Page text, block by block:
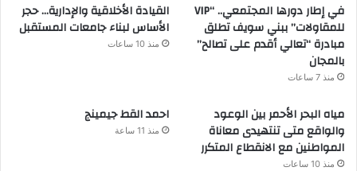
في إطار دورها المجتمعي.. “VIP
للمقاولات” ببني سويف تطلق
مبادرة “تعالي أقدم على تصالح”
بالمجان
منذ 7 ساعات
القيادة الأخلاقية والإدارية… حجر
الأساس لبناء جامعات المستقبل
منذ 10 ساعات
مياه البحر الأحمر بين الوعود
والواقع متى تنتهيدى معاناة
المواطنين مع الانقطاع المتكرر
منذ 10 ساعات
احمد القط جيمينج
منذ 11 ساعة